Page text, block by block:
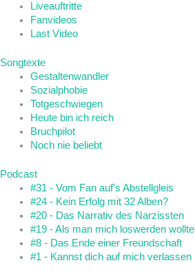
Liveauftritte
Fanvideos
Last Video
Songtexte
Gestaltenwandler
Sozialphobie
Totgeschwiegen
Heute bin ich reich
Bruchpilot
Noch nie beliebt
Podcast
#31 - Vom Fan auf's Abstellgleis
#24 - Kein Erfolg mit 32 Alben?
#20 - Das Narrativ des Narzissten
#19 - Als man mich loswerden wollte
#8 - Das Ende einer Freundschaft
#1 - Kannst dich auf mich verlassen